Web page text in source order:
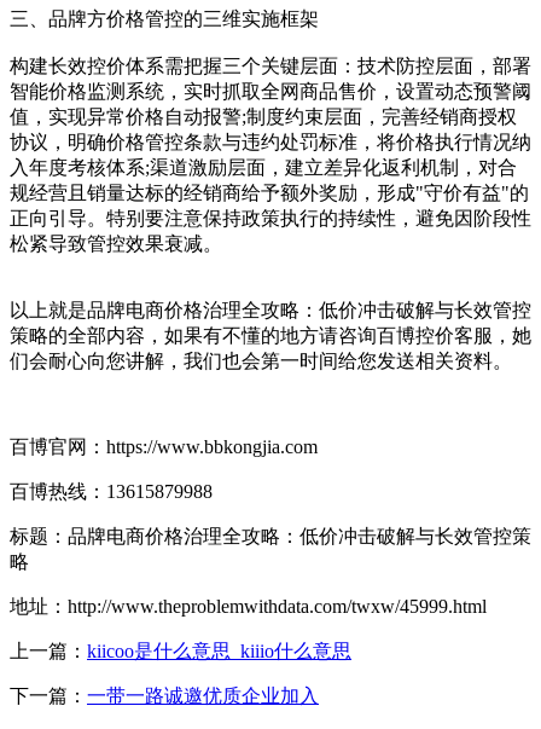
三、品牌方价格管控的三维实施框架
构建长效控价体系需把握三个关键层面：技术防控层面，部署
智能价格监测系统，实时抓取全网商品售价，设置动态预警阈
值，实现异常价格自动报警;制度约束层面，完善经销商授权
协议，明确价格管控条款与违约处罚标准，将价格执行情况纳
入年度考核体系;渠道激励层面，建立差异化返利机制，对合
规经营且销量达标的经销商给予额外奖励，形成"守价有益"的
正向引导。特别要注意保持政策执行的持续性，避免因阶段性
松紧导致管控效果衰减。
以上就是品牌电商价格治理全攻略：低价冲击破解与长效管控
策略的全部内容，如果有不懂的地方请咨询百博控价客服，她
们会耐心向您讲解，我们也会第一时间给您发送相关资料。
百博官网：https://www.bbkongjia.com
百博热线：13615879988
标题：品牌电商价格治理全攻略：低价冲击破解与长效管控策
略
地址：http://www.theproblemwithdata.com/twxw/45999.html
上一篇： kiicoo是什么意思_kiiio什么意思
下一篇： 一带一路诚邀优质企业加入